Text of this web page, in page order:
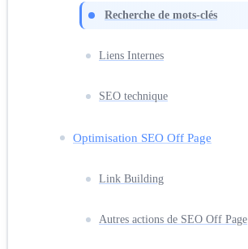
Recherche de mots-clés
Liens Internes
SEO technique
Optimisation SEO Off Page
Link Building
Autres actions de SEO Off Page